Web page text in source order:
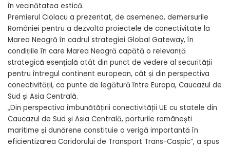
în vecinătatea estică.
Premierul Ciolacu a prezentat, de asemenea, demersurile
României pentru a dezvolta proiectele de conectivitate la
Marea Neagră în cadrul strategiei Global Gateway, în
condițiile în care Marea Neagră capătă o relevanță
strategică esențială atât din punct de vedere al securității
pentru întregul continent european, cât și din perspectiva
conectivității, ca punte de legătură între Europa, Caucazul de
Sud și Asia Centrală.
„Din perspectiva îmbunătățirii conectivității UE cu statele din
Caucazul de Sud și Asia Centrală, porturile românești
maritime și dunărene constituie o verigă importantă în
eficientizarea Coridorului de Transport Trans-Caspic”, a spus